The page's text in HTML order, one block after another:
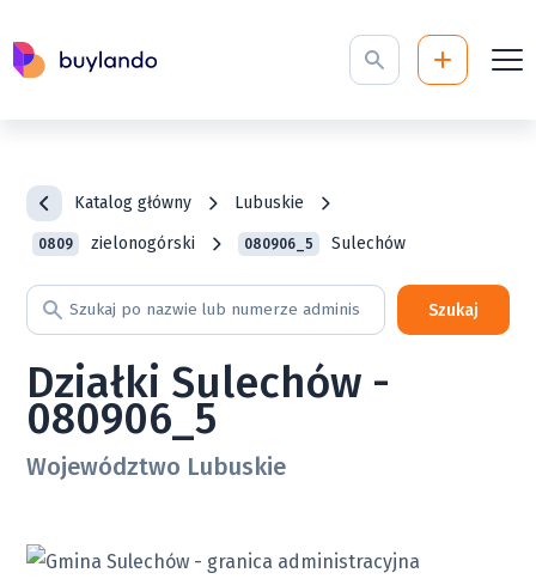
Katalog główny Lubuskie
0809 zielonogórski 080906_5 Sulechów
Szukaj
Działki Sulechów -
080906_5
Województwo Lubuskie